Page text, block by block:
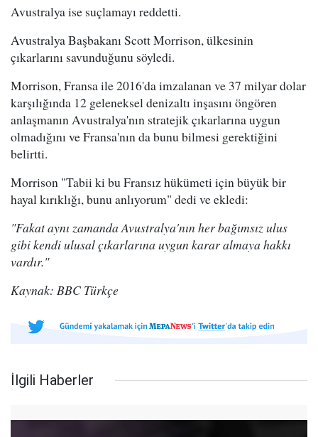
Avustralya ise suçlamayı reddetti.
Avustralya Başbakanı Scott Morrison, ülkesinin
çıkarlarını savunduğunu söyledi.
Morrison, Fransa ile 2016'da imzalanan ve 37 milyar dolar
karşılığında 12 geleneksel denizaltı inşasını öngören
anlaşmanın Avustralya'nın stratejik çıkarlarına uygun
olmadığını ve Fransa'nın da bunu bilmesi gerektiğini
belirtti.
Morrison "Tabii ki bu Fransız hükümeti için büyük bir
hayal kırıklığı, bunu anlıyorum" dedi ve ekledi:
"Fakat aynı zamanda Avustralya'nın her bağımsız ulus
gibi kendi ulusal çıkarlarına uygun karar almaya hakkı
vardır."
Kaynak: BBC Türkçe
İlgili Haberler